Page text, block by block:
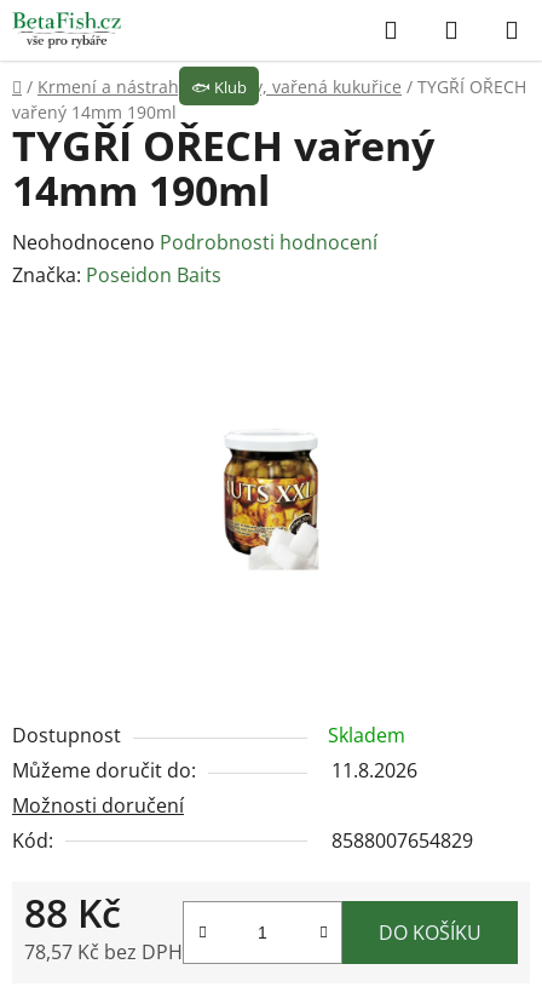
Přejít
na
obsah
Hledat
KOŠÍK
Domů
/ Krmení a nástrahy / Partikly, vařená kukuřice / TYGŘÍ OŘECH
vařený 14mm 190ml
Dostupnost
Skladem
Můžeme doručit do:
11.8.2026
Možnosti doručení
Kód:
8588007654829
88 Kč
78,57 Kč bez DPH
DO KOŠÍKU
TYGŘÍ OŘECH vařený
14mm 190ml
Průměrné
hodnocení
Neohodnoceno Podrobnosti hodnocení
Značka: Poseidon Baits
🐟 Klub